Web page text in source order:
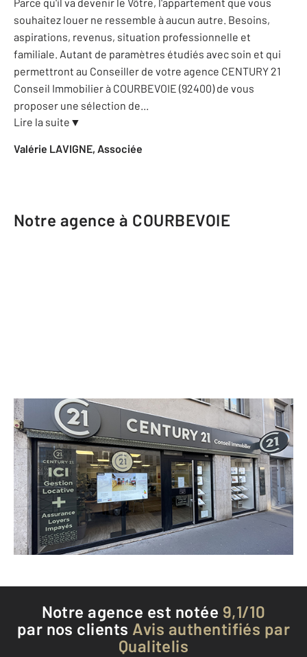
souhaitez louer ne ressemble à aucun autre. Besoins,
aspirations, revenus, situation professionnelle et
familiale. Autant de paramètres étudiés avec soin et qui
permettront au Conseiller de votre agence CENTURY 21
Conseil Immobilier à COURBEVOIE (92400) de vous
proposer une sélection de
Lire la suite ▼
Valérie LAVIGNE, Associée
Notre agence à COURBEVOIE
CENTURY 21 Conseil Immobilier
22 rue de l'Abreuvoir
COURBEVOIE - 92400
Envoyer un message
Téléphoner à l'agence
Notre agence est notée 9,1/10
par nos clients Avis authentifiés par
Qualitelis